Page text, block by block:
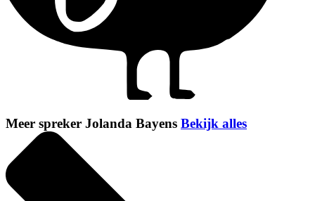
Meer spreker Jolanda Bayens Bekijk alles